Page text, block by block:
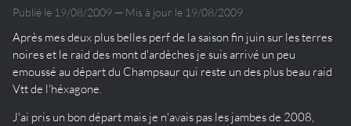
Publié le 19/08/2009 — Mis à jour le 19/08/2009
Après mes deux plus belles perf de la saison fin juin sur les terres
noires et le raid des mont d'ardèches je suis arrivé un peu
emoussé au départ du Champsaur qui reste un des plus beau raid
Vtt de l'héxagone.
J'ai pris un bon départ mais je n'avais pas les jambes de 2008,